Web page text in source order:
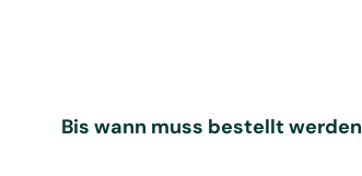
Bis wann muss bestellt